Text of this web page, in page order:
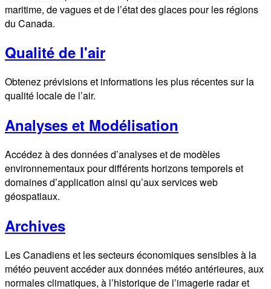
maritime, de vagues et de l’état des glaces pour les régions
du Canada.
Qualité de l'air
Obtenez prévisions et informations les plus récentes sur la
qualité locale de l’air.
Analyses et Modélisation
Accédez à des données d’analyses et de modèles
environnementaux pour différents horizons temporels et
domaines d’application ainsi qu’aux services web
géospatiaux.
Archives
Les Canadiens et les secteurs économiques sensibles à la
météo peuvent accéder aux données météo antérieures, aux
normales climatiques, à l’historique de l’imagerie radar et